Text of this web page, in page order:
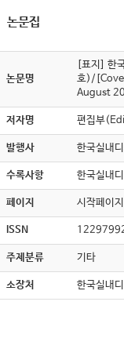
논문집
논문명
[표지] 한
호)/
August
저자명 편집부
발행사 한국실내
수록사항 한국실내
페이지 시작페이
ISSN
주제분류 기타
소장처 한국실내